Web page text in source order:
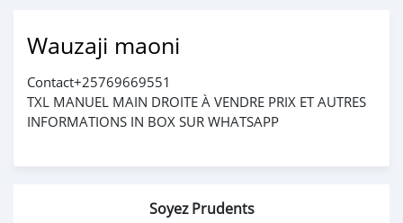
Wauzaji maoni
Contact+25769669551
TXL MANUEL MAIN DROITE À VENDRE PRIX ET AUTRES
INFORMATIONS IN BOX SUR WHATSAPP
Soyez Prudents